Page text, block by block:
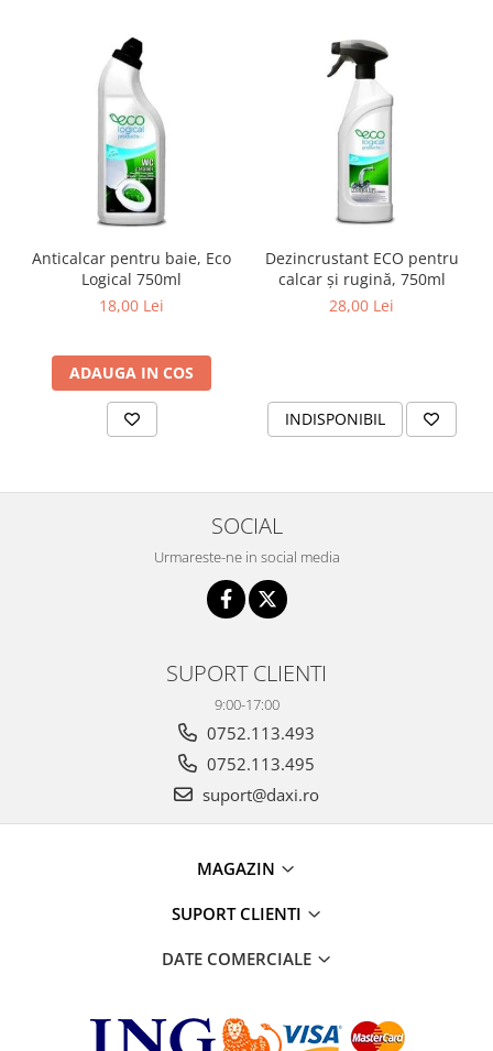
Anticalcar pentru baie, Eco
Logical 750ml
18,00 Lei
ADAUGA IN COS
Dezincrustant ECO pentru
calcar și rugină, 750ml
28,00 Lei
INDISPONIBIL
SOCIAL
Urmareste-ne in social media
SUPORT CLIENTI
9:00-17:00
0752.113.493
0752.113.495
suport@daxi.ro
MAGAZIN
SUPORT CLIENTI
DATE COMERCIALE